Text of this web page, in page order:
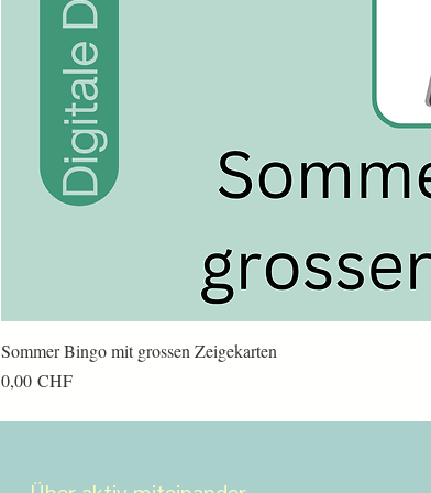
Sommer Bingo mit grossen Zeigekarten
Preis
0,00 CHF